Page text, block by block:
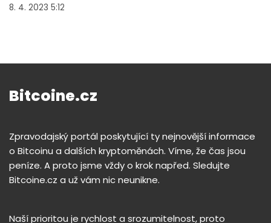
8. 4. 2023 5:12
Bitcoine.cz
Zpravodajský portál poskytující ty nejnovější informace
o Bitcoinu a dalších kryptoměnách. Víme, že čas jsou
peníze. A proto jsme vždy o krok napřed. Sledujte
Bitcoine.cz a už vám nic neunikne.
Naší prioritou je rychlost a srozumitelnost, proto